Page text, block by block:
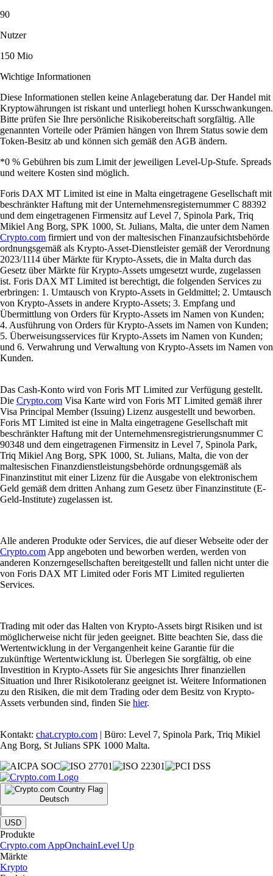
90
Nutzer
150 Mio
Wichtige Informationen
Diese Informationen stellen keine Anlageberatung dar. Der Handel mit
Kryptowährungen ist riskant und unterliegt hohen Kursschwankungen.
Bitte prüfen Sie Ihre persönliche Risikobereitschaft sorgfältig. Alle
genannten Vorteile oder Prämien hängen von Ihrem Status sowie dem
Token-Besitz ab und können sich gemäß den AGB ändern.
*0 % Gebühren bis zum Limit der jeweiligen Level-Up-Stufe. Spreads
und weitere Kosten sind möglich.
Foris DAX MT Limited ist eine in Malta eingetragene Gesellschaft mit
beschränkter Haftung mit der Unternehmensregisternummer C 88392
und dem eingetragenen Firmensitz auf Level 7, Spinola Park, Triq
Mikiel Ang Borg, SPK 1000, St. Julians, Malta, die unter dem Namen
Crypto.com firmiert und von der maltesischen Finanzaufsichtsbehörde
ordnungsgemäß als Krypto-Asset-Dienstleister gemäß der Verordnung
2023/1114 über Märkte für Krypto-Assets, die in Malta durch das
Gesetz über Märkte für Krypto-Assets umgesetzt wurde, zugelassen
ist. Foris DAX MT Limited ist berechtigt, die folgenden Services zu
erbringen: 1. Umtausch von Krypto-Assets in Geldmittel; 2. Umtausch
von Krypto-Assets in andere Krypto-Assets; 3. Empfang und
Übermittlung von Orders für Krypto-Assets im Namen von Kunden;
4. Ausführung von Orders für Krypto-Assets im Namen von Kunden;
5. Überweisungsservices für Krypto-Assets im Namen von Kunden;
und 6. Verwahrung und Verwaltung von Krypto-Assets im Namen von
Kunden.
Das Cash-Konto wird von Foris MT Limited zur Verfügung gestellt.
Die Crypto.com Visa Karte wird von Foris MT Limited gemäß ihrer
Visa Principal Member (Issuing) Lizenz ausgestellt und beworben.
Foris MT Limited ist eine in Malta eingetragene Gesellschaft mit
beschränkter Haftung mit der Unternehmensregistrierungsnummer C
90348 und dem eingetragenen Firmensitz in Level 7, Spinola Park,
Triq Mikiel Ang Borg, SPK 1000, St. Julians, Malta, die von der
maltesischen Finanzdienstleistungsbehörde ordnungsgemäß als
Finanzinstitut mit einer Lizenz für die Ausgabe von elektronischem
Geld gemäß dem dritten Anhang zum Gesetz über Finanzinstitute (E-
Geld-Institute) zugelassen ist.
Alle anderen Produkte oder Services, die auf dieser Webseite oder der
Crypto.com App angeboten und beworben werden, werden von
anderen Konzerngesellschaften bereitgestellt und fallen nicht unter die
von Foris DAX MT Limited oder Foris MT Limited regulierten
Services.
Trading mit oder das Halten von Krypto-Assets birgt Risiken und ist
möglicherweise nicht für jeden geeignet. Bitte beachten Sie, dass die
Wertentwicklung in der Vergangenheit keine Garantie für die
zukünftige Wertentwicklung ist. Überlegen Sie sorgfältig, ob eine
Investition in Krypto-Assets für Sie angesichts Ihrer finanziellen
Situation und Ihrer Risikotoleranz geeignet ist. Weitere Informationen
zu den Risiken, die mit dem Trading oder dem Besitz von Krypto-
Assets verbunden sind, finden Sie hier.
Kontakt: chat.crypto.com | Büro: Level 7, Spinola Park, Triq Mikiel
Ang Borg, St Julians SPK 1000 Malta.
Deutsch
|
USD
Produkte
Crypto.com AppOnchainLevel Up
Märkte
Krypto